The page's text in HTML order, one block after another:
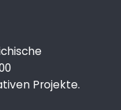
Projekte.